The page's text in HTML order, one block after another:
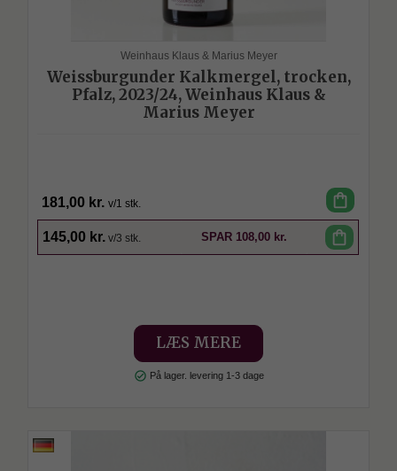
Weinhaus Klaus & Marius Meyer
Weissburgunder Kalkmergel, trocken,
Pfalz, 2023/24, Weinhaus Klaus &
Marius Meyer
181,00 kr. v/1 stk. shopping_bag
145,00 kr. v/3 stk. SPAR 108,00 kr. shopping_bag
LÆS MERE
check_circle På lager. levering 1-3 dage